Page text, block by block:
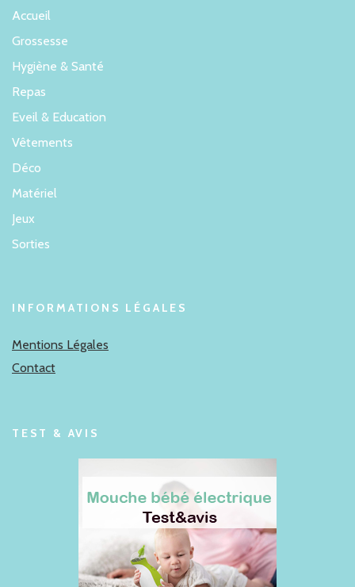
Accueil
Grossesse
Hygiène & Santé
Repas
Eveil & Education
Vêtements
Déco
Matériel
Jeux
Sorties
INFORMATIONS LÉGALES
Mentions Légales
Contact
TEST & AVIS